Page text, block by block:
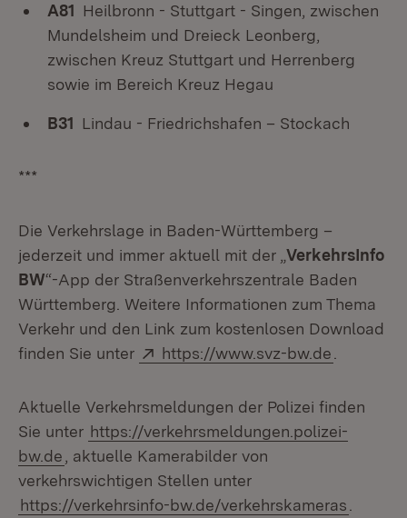
A81 Heilbronn - Stuttgart - Singen, zwischen
Mundelsheim und Dreieck Leonberg,
zwischen Kreuz Stuttgart und Herrenberg
sowie im Bereich Kreuz Hegau
B31 Lindau - Friedrichshafen – Stockach
***
Die Verkehrslage in Baden-Württemberg –
jederzeit und immer aktuell mit der „ VerkehrsInfo
BW“-App der Straßenverkehrszentrale Baden
Württemberg. Weitere Informationen zum Thema
Verkehr und den Link zum kostenlosen Download
finden Sie unter
Extern:
https://www.svz-bw.de
Aktuelle Verkehrsmeldungen der Polizei finden
Sie unter https://verkehrsmeldungen.polizei-
bw.de
, aktuelle Kamerabilder von
verkehrswichtigen Stellen unter
https://verkehrsinfo-bw.de/verkehrskameras